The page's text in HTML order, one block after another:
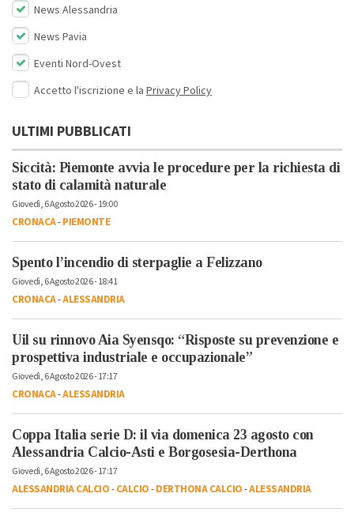
News Alessandria
News Pavia
Eventi Nord-Ovest
Accetto l'iscrizione e la Privacy Policy
ULTIMI PUBBLICATI
Siccità: Piemonte avvia le procedure per la richiesta di
stato di calamità naturale
Giovedì, 6 Agosto 2026 - 19:00
CRONACA-PIEMONTE
Spento l’incendio di sterpaglie a Felizzano
Giovedì, 6 Agosto 2026 - 18:41
CRONACA-ALESSANDRIA
Uil su rinnovo Aia Syensqo: “Risposte su prevenzione e
prospettiva industriale e occupazionale”
Giovedì, 6 Agosto 2026 - 17:17
CRONACA-ALESSANDRIA
Coppa Italia serie D: il via domenica 23 agosto con
Alessandria Calcio-Asti e Borgosesia-Derthona
Giovedì, 6 Agosto 2026 - 17:17
ALESSANDRIA CALCIO-CALCIO-DERTHONA CALCIO-ALESSANDRIA